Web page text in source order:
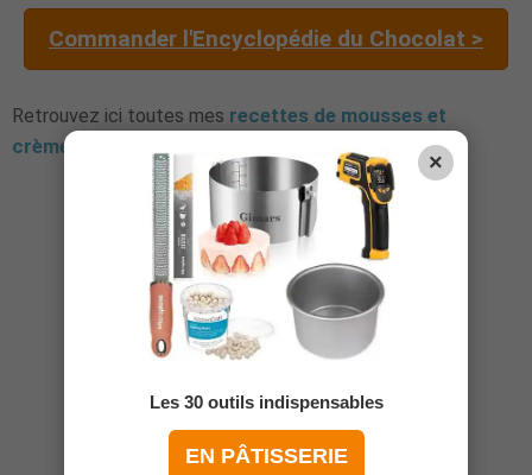
Commander l'Encyclopédie du Chocolat >
Retrouvez ici toutes mes recettes de mousses et
crèmes
×
Les 30 outils indispensables
EN PÂTISSERIE